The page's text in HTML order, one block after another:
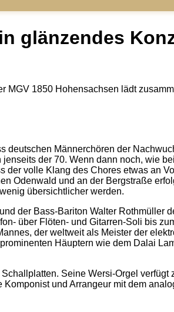
glänzendes
MGV 1850 Hohensachsen lädt
deutschen Männerchören der
der 70. Wenn dann noch, wie
der volle Klang des Chores etwas an
Odenwald und an der Bergstraße
übersichtlicher werden.
der Bass-Bariton Walter Rothmüller
über Flöten- und Gitarren-Soli bis
der weltweit als Meister der
Häuptern wie dem Dalai
Seine Wersi-Orgel
und Arrangeur mit dem